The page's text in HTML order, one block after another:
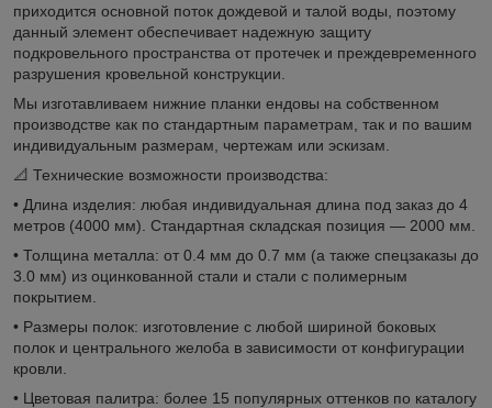
приходится основной поток дождевой и талой воды, поэтому
данный элемент обеспечивает надежную защиту
подкровельного пространства от протечек и преждевременного
разрушения кровельной конструкции.
Мы изготавливаем нижние планки ендовы на собственном
производстве как по стандартным параметрам, так и по вашим
индивидуальным размерам, чертежам или эскизам.
📐 Технические возможности производства:
• Длина изделия: любая индивидуальная длина под заказ до 4
метров (4000 мм). Стандартная складская позиция — 2000 мм.
• Толщина металла: от 0.4 мм до 0.7 мм (а также спецзаказы до
3.0 мм) из оцинкованной стали и стали с полимерным
покрытием.
• Размеры полок: изготовление с любой шириной боковых
полок и центрального желоба в зависимости от конфигурации
кровли.
• Цветовая палитра: более 15 популярных оттенков по каталогу